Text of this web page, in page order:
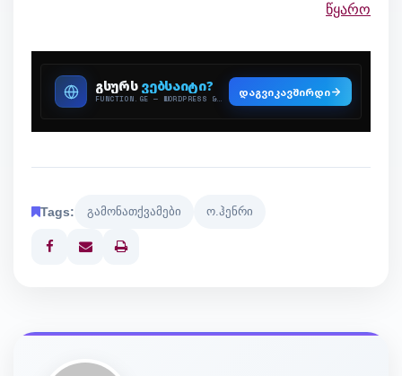
წყარო
Tags: გამონათქვამები ო.ჰენრი
Print